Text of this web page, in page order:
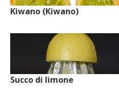
Kiwano (Kiwano)
Succo di limone